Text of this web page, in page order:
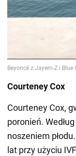
Courteney Cox
Courteney Cox,
poronień.
noszeniem
lat przy użyciu